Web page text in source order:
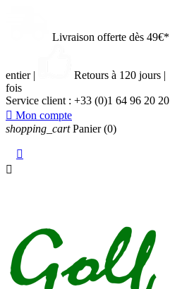
Livraison offerte dès 49€*
entier | Retours à 120 jours |
fois
Service client : +33 (0)1 64 96 20 20
 Mon compte
shopping_cart Panier (0)

